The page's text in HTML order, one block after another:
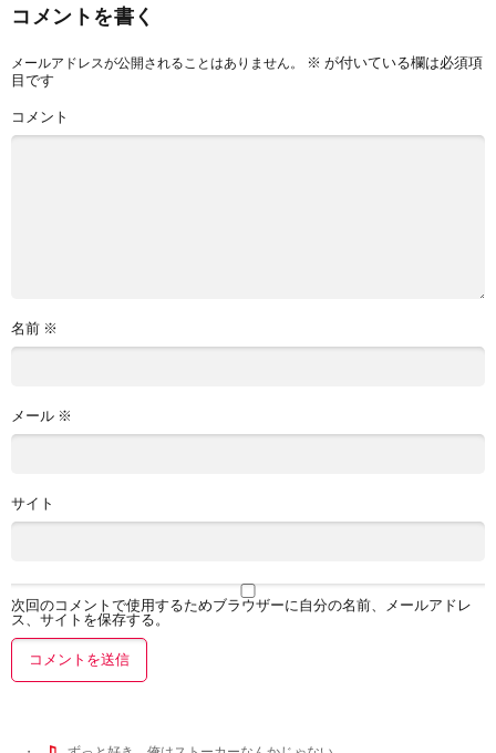
コメントを書く
メールアドレスが公開されることはありません。 ※ が付いている欄は必須項
目です
コメント
名前 ※
メール ※
サイト
次回のコメントで使用するためブラウザーに自分の名前、メールアドレ
ス、サイトを保存する。